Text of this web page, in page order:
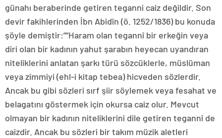
günahı beraberinde getiren teganni caiz değildir. Son
devir fakihlerinden İbn Abidîn (ö. 1252/1836) bu konuda
şöyle demiştir:””Haram olan tegannî bir erkeğin veya
diri olan bir kadının yahut şarabın heyecan uyandıran
niteliklerini anlatan şarkı türü sözcüklerle, müslüman
veya zimmiyi (ehl-i kitap tebea) hicveden sözlerdir.
Ancak bu gibi sözleri sırf şiir söylemek veya fesahat ve
belagatını göstermek için okursa caiz olur. Mevcut
olmayan bir kadının niteliklerini dile getiren tegannî de
caizdir. Ancak bu sözleri bir takım müzik aletleri